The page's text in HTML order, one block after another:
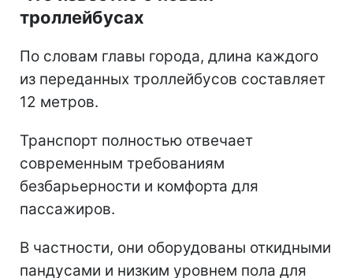
троллейбусах
По словам главы города, длина каждого
из переданных троллейбусов составляет
12 метров.
Транспорт полностью отвечает
современным требованиям
безбарьерности и комфорта для
пассажиров.
В частности, они оборудованы откидными
пандусами и низким уровнем пола для